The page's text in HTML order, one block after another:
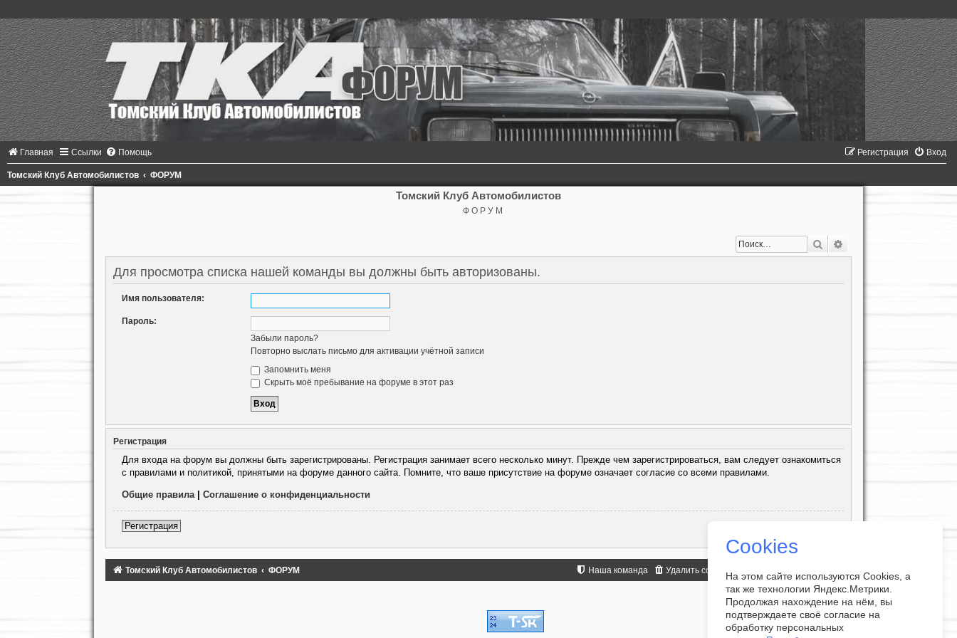
Главная Ссылки Помощь Вход
Регистрация
Томский Клуб Автомобилистов ФОРУМ
Томский Клуб Автомобилистов
Ф О Р У М
Поиск
Для просмотра списка нашей команды вы должны быть авторизованы.
Имя пользователя:
Пароль:
Забыли пароль?
Повторно выслать письмо для активации учётной записи
Запомнить меня
Скрыть моё пребывание на форуме в этот раз
Регистрация
Для входа на форум вы должны быть зарегистрированы. Регистрация занимает всего несколько минут. Прежде чем зарегистрироваться, вам следует ознакомиться
с правилами и политикой, принятыми на форуме данного сайта. Помните, что ваше присутствие на форуме означает согласие со всеми правилами.
Общие правила| Соглашение о конфиденциальности
Регистрация
Томский Клуб Автомобилистов ФОРУМ Часовой пояс:
Удалить cookies
Наша команда
Cookies
На этом сайте используются Cookies, а
так же технологии Яндекс.Метрики.
Продолжая нахождение на нём, вы
подтверждаете своё согласие на
обработку персональных